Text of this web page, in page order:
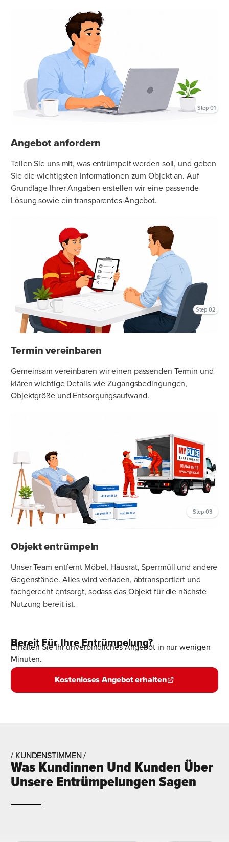
Angebot anfordern
Teilen Sie uns mit, was entrümpelt werden soll, und geben
Sie die wichtigsten Informationen zum Objekt an. Auf
Grundlage Ihrer Angaben erstellen wir eine passende
Lösung sowie ein transparentes Angebot.
Step 01
Termin vereinbaren
Gemeinsam vereinbaren wir einen passenden Termin und
klären wichtige Details wie Zugangsbedingungen,
Objektgröße und Entsorgungsaufwand.
Step 02
Objekt entrümpeln
Unser Team entfernt Möbel, Hausrat, Sperrmüll und andere
Gegenstände. Alles wird verladen, abtransportiert und
fachgerecht entsorgt, sodass das Objekt für die nächste
Nutzung bereit ist.
Step 03
Bereit Für Ihre Entrümpelung?
Erhalten Sie Ihr unverbindliches Angebot in nur wenigen
Minuten.
Kostenloses Angebot erhalten
/ KUNDENSTIMMEN /
Was Kundinnen Und Kunden Über
Unsere Entrümpelungen Sagen